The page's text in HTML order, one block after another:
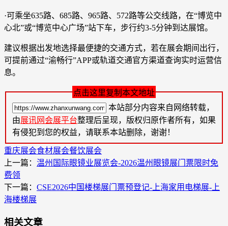
·可乘坐635路、685路、965路、572路等公交线路，在“博览中
心北”或“博览中心广场”站下车，步行约3-5分钟到达展馆。
建议根据出发地选择最便捷的交通方式，若在展会期间出行，
可提前通过“渝畅行”APP或轨道交通官方渠道查询实时运营信
息。
点击这里复制本文地址
本站部分内容来自网络转载，
由展讯网会展平台整理后呈现，版权归原作者所有，如果
有侵犯到您的权益，请联系本站删除，谢谢！
重庆展会食材展会餐饮展会
上一篇： 温州国际眼镜业展览会-2026温州眼镜展门票限时免
费领
下一篇： CSE2026中国楼梯展门票预登记-上海家用电梯展-上
海楼梯展
相关文章